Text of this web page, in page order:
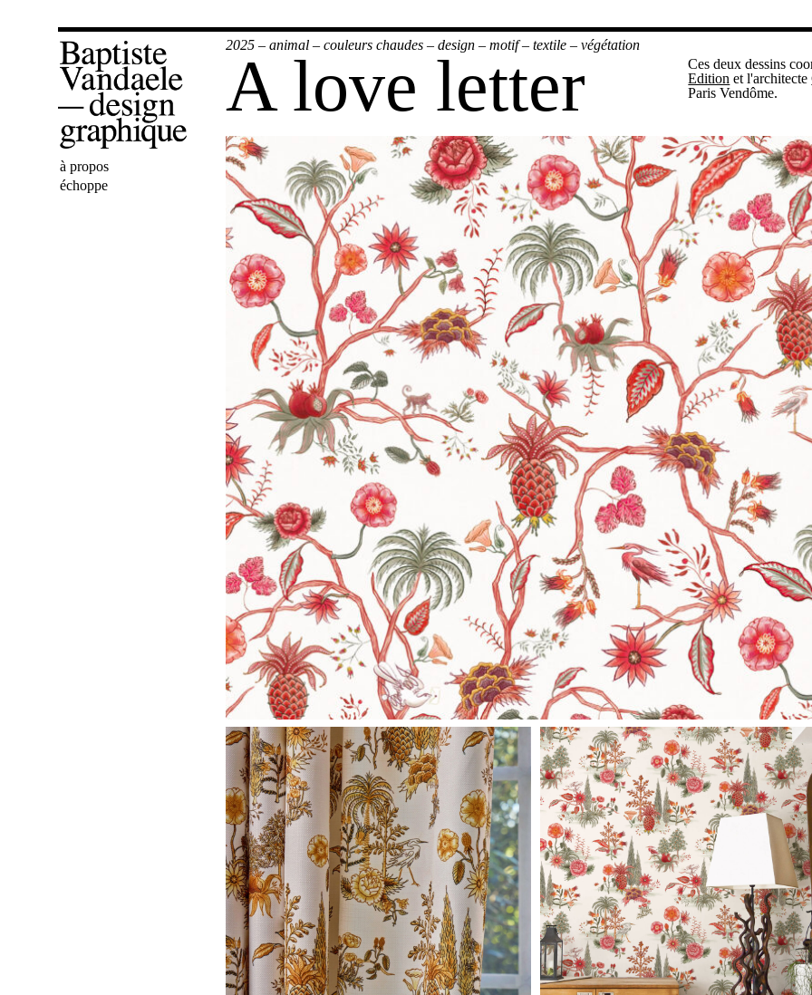
Baptiste
Bienvenue
à propos
échoppe
2025 – animal – couleurs chaudes – design – motif– textile – végétation
A love letter
Ces deux dessins
Edition et l'architecte
Paris Vendôme.